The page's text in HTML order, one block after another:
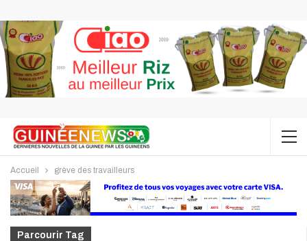
Accueil grève des travailleurs
Parcourir Tag